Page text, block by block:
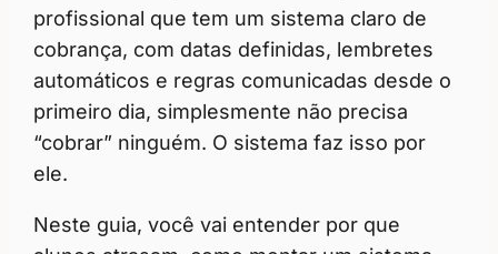
profissional que tem um sistema claro de
cobrança, com datas definidas, lembretes
automáticos e regras comunicadas desde o
primeiro dia, simplesmente não precisa
“cobrar” ninguém. O sistema faz isso por
ele.
Neste guia, você vai entender por que